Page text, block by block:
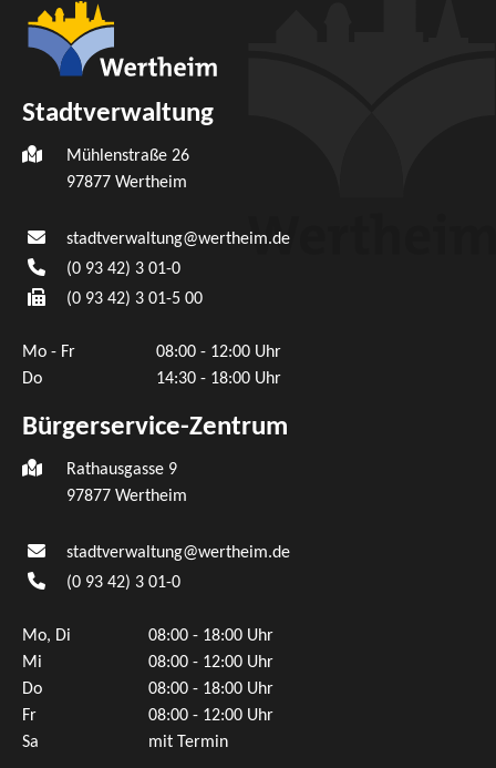
Stadtverwaltung
Mühlenstraße 26
97877 Wertheim
stadtverwaltung@wertheim.de
(0 93 42) 3 01-0
(0 93 42) 3 01-5 00
Mo - Fr
08:00 - 12:00 Uhr
Do
14:30 - 18:00 Uhr
Bürgerservice-Zentrum
Rathausgasse 9
97877 Wertheim
stadtverwaltung@wertheim.de
(0 93 42) 3 01-0
Mo, Di
08:00 - 18:00 Uhr
Mi
08:00 - 12:00 Uhr
Do
08:00 - 18:00 Uhr
Fr
08:00 - 12:00 Uhr
Sa
mit Termin